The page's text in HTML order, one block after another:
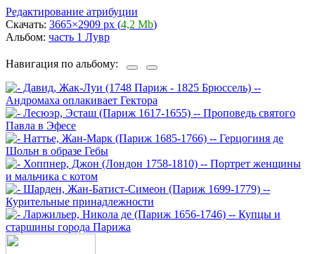
Редактирование атрибуции
Скачать: 3665×2909 px (4,2 Mb)
Альбом: часть 1 Лувр
Навигация по альбому: